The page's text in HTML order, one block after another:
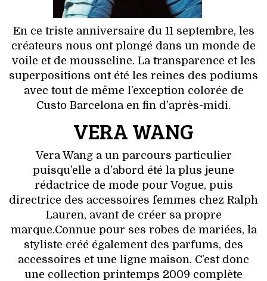
JEUNES CRÉATEURS
HISTOIRE DES MARQUES
DÉCO
VOYAGES & LOISIRS
En ce triste anniversaire du 11 septembre, les
créateurs nous ont plongé dans un monde de
voile et de mousseline. La transparence et les
superpositions ont été les reines des podiums
avec tout de même l’exception colorée de
Custo Barcelona en fin d’après-midi.
VERA WANG
Vera Wang a un parcours particulier
puisqu’elle a d’abord été la plus jeune
rédactrice de mode pour Vogue, puis
directrice des accessoires femmes chez Ralph
Lauren, avant de créer sa propre
marque.Connue pour ses robes de mariées, la
styliste créé également des parfums, des
accessoires et une ligne maison. C’est donc
une collection printemps 2009 complète